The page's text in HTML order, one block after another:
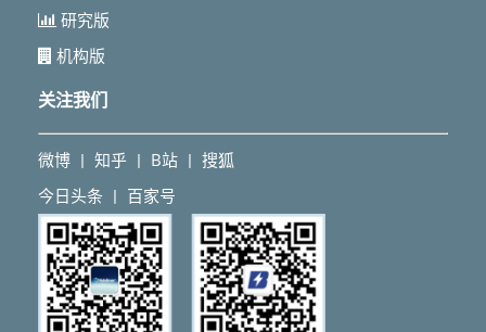
研究版
机构版
关注我们
微博 丨 知乎 丨 B站 丨 搜狐
今日头条 丨 百家号